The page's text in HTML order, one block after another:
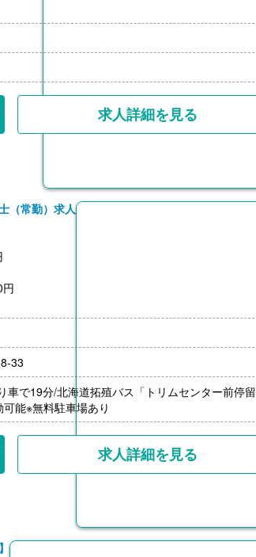
求人詳細を見る
（常勤）求人
円
）
※前年度実績
/月）※距離に応じて支給
円）※前年度実績
33
車で19分/北海道拓殖バス「トリムセンター前停留
能※無料駐車場あり
求人詳細を見る